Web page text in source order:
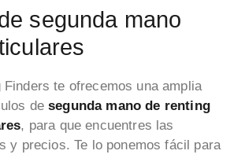
segunda mano
Finders te ofrecemos una amplia
desegunda mano de renting
, para que encuentres las
y precios. Te lo ponemos fácil para